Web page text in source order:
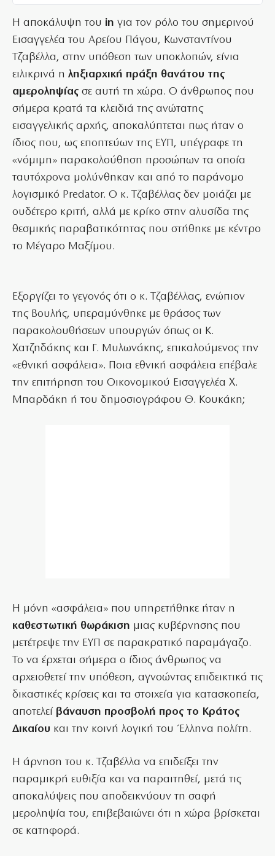
Η αποκάλυψη του in για τον ρόλο του σημερινού
Εισαγγελέα του Αρείου Πάγου, Κωνσταντίνου
Τζαβέλλα, στην υπόθεση των υποκλοπών, είνια
ειλικρινά η ληξιαρχική πράξη θανάτου της
αμεροληψίας σε αυτή τη χώρα. Ο άνθρωπος που
σήμερα κρατά τα κλειδιά της ανώτατης
εισαγγελικής αρχής, αποκαλύπτεται πως ήταν ο
ίδιος που, ως εποπτεύων της ΕΥΠ, υπέγραφε τη
«νόμιμη» παρακολούθηση προσώπων τα οποία
ταυτόχρονα μολύνθηκαν και από το παράνομο
λογισμικό Predator. Ο κ. Τζαβέλλας δεν μοιάζει με
ουδέτερο κριτή, αλλά με κρίκο στην αλυσίδα της
θεσμικής παραβατικότητας που στήθηκε με κέντρο
το Μέγαρο Μαξίμου.
Εξοργίζει το γεγονός ότι ο κ. Τζαβέλλας, ενώπιον
της Βουλής, υπεραμύνθηκε με θράσος των
παρακολουθήσεων υπουργών όπως οι Κ.
Χατζηδάκης και Γ. Μυλωνάκης, επικαλούμενος την
«εθνική ασφάλεια». Ποια εθνική ασφάλεια επέβαλε
την επιτήρηση του Οικονομικού Εισαγγελέα Χ.
Μπαρδάκη ή του δημοσιογράφου Θ. Κουκάκη;
Η μόνη «ασφάλεια» που υπηρετήθηκε ήταν η
καθεστωτική θωράκιση μιας κυβέρνησης που
μετέτρεψε την ΕΥΠ σε παρακρατικό παραμάγαζο.
Το να έρχεται σήμερα ο ίδιος άνθρωπος να
αρχειοθετεί την υπόθεση, αγνοώντας επιδεικτικά τις
δικαστικές κρίσεις και τα στοιχεία για κατασκοπεία,
αποτελεί βάναυση προσβολή προς το Κράτος
Δικαίου και την κοινή λογική του Έλληνα πολίτη.
Η άρνηση του κ. Τζαβέλλα να επιδείξει την
παραμικρή ευθιξία και να παραιτηθεί, μετά τις
αποκαλύψεις που αποδεικνύουν τη σαφή
μεροληψία του, επιβεβαιώνει ότι η χώρα βρίσκεται
σε κατηφορά.